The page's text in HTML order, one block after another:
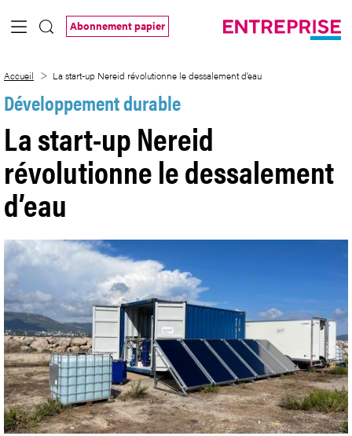
Saut au contenu principal
Abonnement papier
Accueil La start-up Nereid révolutionne le dessalement d’eau
Développement durable
La start-up Nereid
révolutionne le dessalement
d’eau